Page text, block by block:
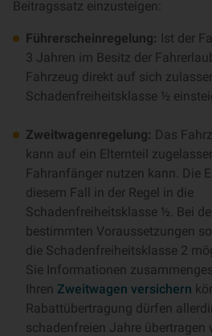
Beitragssatz einzusteigen:
Führerscheinregelung: Ist der
3 Jahren im Besitz der
Fahrzeug direkt auf sich
Schadenfreiheitsklasse ½
Zweitwagenregelung: Das
kann auf ein Elternteil
Fahranfänger nutzen kann. Die
diesem Fall in der Regel in die
Schadenfreiheitsklasse ½. Bei
bestimmten Voraussetzungen
die Schadenfreiheitsklasse 2
Sie Informationen
Ihren Zweitwagen versichern
Rabattübertragung dürfen
schadenfreien Jahre übertragen